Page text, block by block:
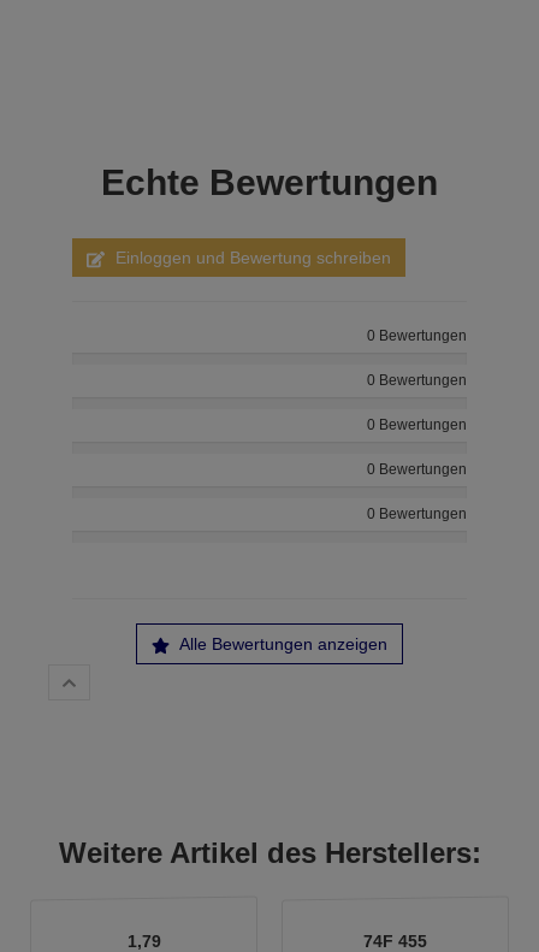
Echte Bewertungen
Einloggen und Bewertung schreiben
0 Bewertungen
0 Bewertungen
0 Bewertungen
0 Bewertungen
0 Bewertungen
Alle Bewertungen anzeigen
Weitere Artikel des Herstellers:
1,79 74F 455